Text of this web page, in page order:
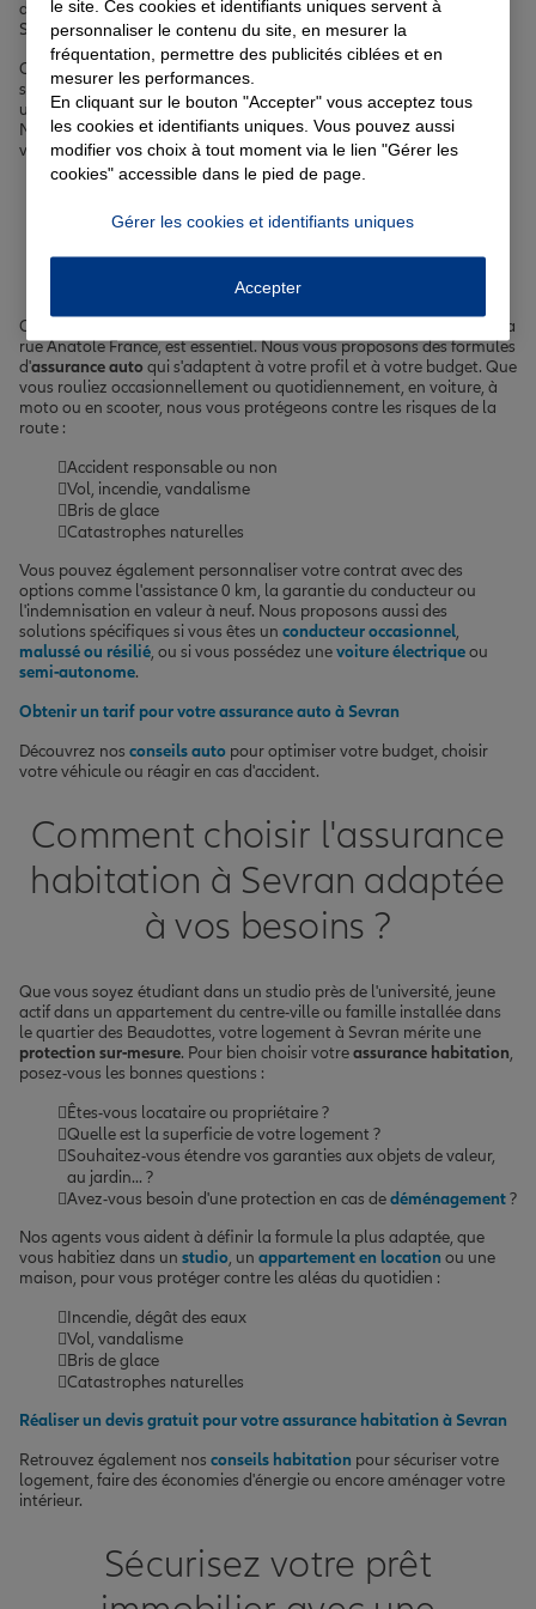
de répondre au mieux à vos attentes en matière d'assurance
Sevran.
Chez Allianz, nous mettons tout en œuvre pour vous offrir des
solutions d'assurancecomplètes et personnalisées, que vous soyez
un particulier, un professionnel ou une entreprise basée à Sevran.
N'hésitez pas à prendre contact avec nos équipes pour discuter de
vos besoins spécifiques et obtenir un devis adapté à votre situation.
Votre assurance auto, moto
ou scooter à Sevran
Circuler sereinement à Sevran, que ce soit sur l'avenue Dumont ou la
rue Anatole France, est essentiel. Nous vous proposons des formules
d'assurance auto qui s'adaptent à votre profil et à votre budget. Que
vous rouliez occasionnellement ou quotidiennement, en voiture, à
moto ou en scooter, nous vous protégeons contre les risques de la
route :
Accident responsable ou non
Vol, incendie, vandalisme
Bris de glace
Catastrophes naturelles
Vous pouvez également personnaliser votre contrat avec des
options comme l'assistance 0 km, la garantie du conducteur ou
l'indemnisation en valeur à neuf. Nous proposons aussi des
solutions spécifiques si vous êtes un conducteur occasionnel,
malussé ou résilié, ou si vous possédez unevoiture électriqueou
semi-autonome.
Obtenir un tarif pour votre assurance auto à Sevran
Découvrez nos conseils auto pour optimiser votre budget, choisir
votre véhicule ou réagir en cas d'accident.
Comment choisir l'assurance
habitation à Sevran adaptée
à vos besoins ?
Que vous soyez étudiant dans un studio près de l'université, jeune
actif dans un appartement du centre-ville ou famille installée dans
le quartier des Beaudottes, votre logement à Sevran mérite une
protection sur-mesure. Pour bien choisir votreassurance habitation,
posez-vous les bonnes questions :
Êtes-vous locataire ou propriétaire ?
Quelle est la superficie de votre logement ?
Souhaitez-vous étendre vos garanties aux objets de valeur,
au jardin... ?
Avez-vous besoin d'une protection en cas dedéménagement?
Nos agents vous aident à définir la formule la plus adaptée, que
vous habitiez dans un studio, un appartement en location ou une
maison, pour vous protéger contre les aléas du quotidien :
Incendie, dégât des eaux
Vol, vandalisme
Bris de glace
Catastrophes naturelles
Réaliser un devis gratuit pour votre assurance habitation à Sevran
Retrouvez également nos conseils habitation pour sécuriser votre
logement, faire des économies d'énergie ou encore aménager votre
intérieur.
Sécurisez votre prêt
le site. Ces cookies et identifiants uniques servent à
personnaliser le contenu du site, en mesurer la
fréquentation, permettre des publicités ciblées et en
mesurer les performances.
En cliquant sur le bouton "Accepter" vous acceptez tous
les cookies et identifiants uniques. Vous pouvez aussi
modifier vos choix à tout moment via le lien "Gérer les
cookies" accessible dans le pied de page.
Gérer les cookies et identifiants uniques
Accepter